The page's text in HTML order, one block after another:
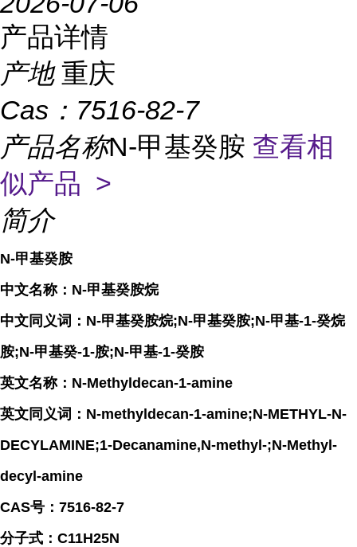
产品详情
产地 重庆
Cas： 7516-82-7
产品名称N-甲基癸胺 查看相
似产品 >
简介
N-甲基癸胺
中文名称：N-甲基癸胺烷
中文同义词：N-甲基癸胺烷;N-甲基癸胺;N-甲基-1-癸烷
胺;N-甲基癸-1-胺;N-甲基-1-癸胺
英文名称：N-Methyldecan-1-amine
英文同义词：N-methyldecan-1-amine;N-METHYL-N-
DECYLAMINE;1-Decanamine,N-methyl-;N-Methyl-
decyl-amine
CAS号：7516-82-7
分子式：C11H25N